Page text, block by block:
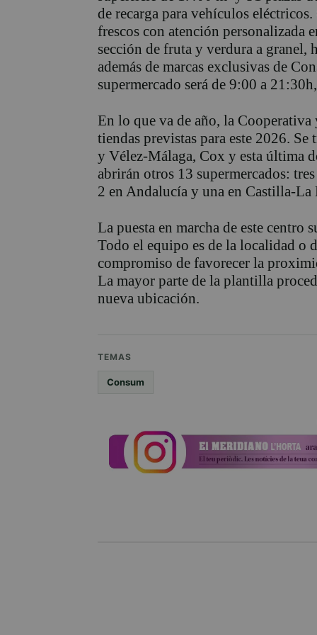
de recarga para vehículos
frescos con atención personalizada
sección de fruta y verdura a granel,
además de marcas exclusivas de
supermercado será de 9:00 a
En lo que va de año, la
tiendas previstas para este 2026.
y Vélez-Málaga, Cox y esta última
abrirán otros 13 supermercados:
2 en Andalucía y una en Castilla-La
La puesta en marcha de este centro
Todo el equipo es de la localidad o
compromiso de favorecer la
La mayor parte de la plantilla
nueva ubicación.
TEMAS
Consum